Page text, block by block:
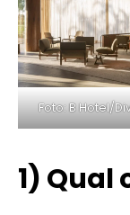
Foto: B Hotel/
1) Qual